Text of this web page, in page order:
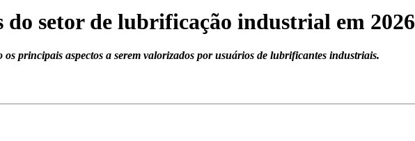
do setor de lubrificação industrial em 2026
principais aspectos a serem valorizados por usuários de lubrificantes industriais.